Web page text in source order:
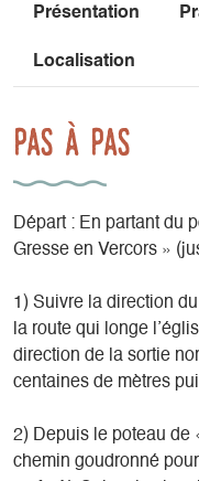
Présentation
Localisation
Pas à pas
Départ : En partant du
Gresse en Vercors »
1) Suivre la direction
la route qui longe
direction de la sortie
centaines de mètres
2) Depuis le poteau de
chemin goudronné